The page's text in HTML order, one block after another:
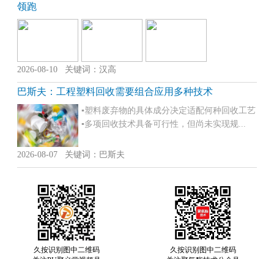
领跑
2026-08-10 关键词：汉高
巴斯夫：工程塑料回收需要组合应用多种技术
▪塑料废弃物的具体成分决定适配何种回收工艺
▪多项回收技术具备可行性，但尚未实现规...
2026-08-07 关键词：巴斯夫
久按识别图中二维码
久按识别图中二维码